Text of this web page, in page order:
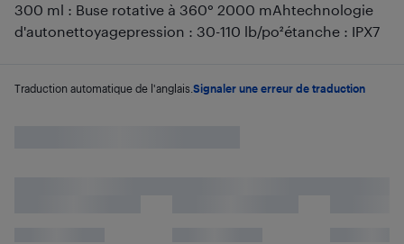
300 ml : Buse rotative à 360° 2000 mAhtechnologie
d'autonettoyagepression : 30-110 lb/po²étanche : IPX7
Traduction automatique de l'anglais. Signaler une erreur de traduction